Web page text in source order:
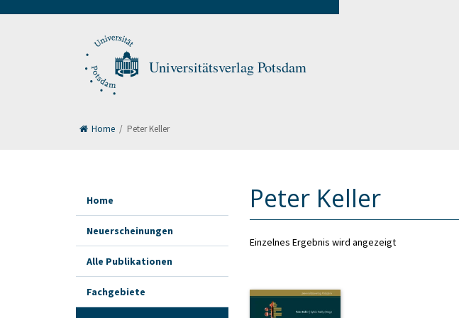
Universitätsverlag Potsdam
Home / Peter Keller
Peter Keller
Einzelnes Ergebnis wird angezeigt
Home
Neuerscheinungen
Alle Publikationen
Fachgebiete